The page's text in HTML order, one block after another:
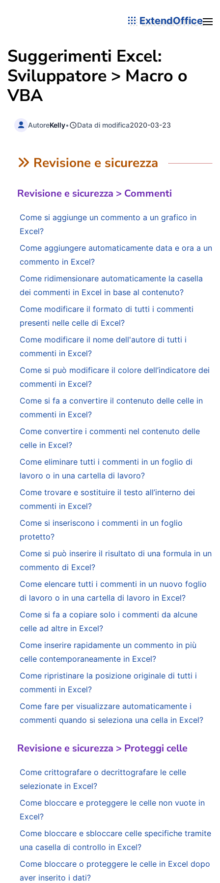
ExtendOffice
Suggerimenti Excel:
Sviluppatore > Macro o
VBA
AutoreKelly• Data di modifica2020-03-23
Revisione e sicurezza
Revisione e sicurezza > Commenti
Come si aggiunge un commento a un grafico in
Excel?
Come aggiungere automaticamente data e ora a un
commento in Excel?
Come ridimensionare automaticamente la casella
dei commenti in Excel in base al contenuto?
Come modificare il formato di tutti i commenti
presenti nelle celle di Excel?
Come modificare il nome dell'autore di tutti i
commenti in Excel?
Come si può modificare il colore dell’indicatore dei
commenti in Excel?
Come si fa a convertire il contenuto delle celle in
commenti in Excel?
Come convertire i commenti nel contenuto delle
celle in Excel?
Come eliminare tutti i commenti in un foglio di
lavoro o in una cartella di lavoro?
Come trovare e sostituire il testo all’interno dei
commenti in Excel?
Come si inseriscono i commenti in un foglio
protetto?
Come si può inserire il risultato di una formula in un
commento di Excel?
Come elencare tutti i commenti in un nuovo foglio
di lavoro o in una cartella di lavoro in Excel?
Come si fa a copiare solo i commenti da alcune
celle ad altre in Excel?
Come inserire rapidamente un commento in più
celle contemporaneamente in Excel?
Come ripristinare la posizione originale di tutti i
commenti in Excel?
Come fare per visualizzare automaticamente i
commenti quando si seleziona una cella in Excel?
Revisione e sicurezza > Proteggi celle
Come crittografare o decrittografare le celle
selezionate in Excel?
Come bloccare e proteggere le celle non vuote in
Excel?
Come bloccare e sbloccare celle specifiche tramite
una casella di controllo in Excel?
Come bloccare o proteggere le celle in Excel dopo
aver inserito i dati?